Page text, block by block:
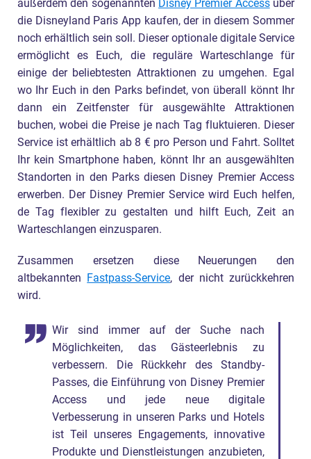
außerdem den sogenannten Disney Premier Accessüber
die Disneyland Paris App kaufen, der in diesem Sommer
noch erhältlich sein soll. Dieser optionale digitale Service
ermöglicht es Euch, die reguläre Warteschlange für
einige der beliebtesten Attraktionen zu umgehen. Egal
wo Ihr Euch in den Parks befindet, von überall könnt Ihr
dann ein Zeitfenster für ausgewählte Attraktionen
buchen, wobei die Preise je nach Tag fluktuieren. Dieser
Service ist erhältlich ab 8 € pro Person und Fahrt. Solltet
Ihr kein Smartphone haben, könnt Ihr an ausgewählten
Standorten in den Parks diesen Disney Premier Access
erwerben. Der Disney Premier Service wird Euch helfen,
de Tag flexibler zu gestalten und hilft Euch, Zeit an
Warteschlangen einzusparen.
Zusammen ersetzen diese Neuerungen den
altbekannten Fastpass-Service, der nicht zurückkehren
wird.
Wir sind immer auf der Suche nach
Möglichkeiten, das Gästeerlebnis zu
verbessern. Die Rückkehr des Standby-
Passes, die Einführung von Disney Premier
Access und jede neue digitale
Verbesserung in unseren Parks und Hotels
ist Teil unseres Engagements, innovative
Produkte und Dienstleistungen anzubieten,